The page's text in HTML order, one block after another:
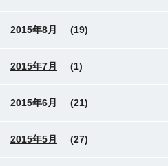
2015年8月 (19)
2015年7月 (1)
2015年6月 (21)
2015年5月 (27)